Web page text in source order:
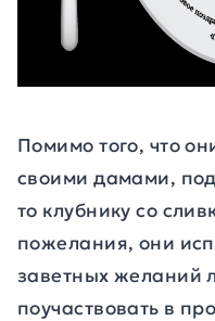
Помимо того, что
своими дамами,
то клубнику со
пожелания, они
заветных желаний
поучаствовать в